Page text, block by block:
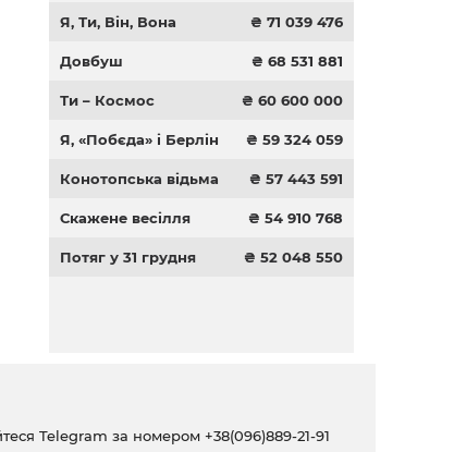
Я, Ти, Він, Вона ₴ 71 039 476
Довбуш ₴ 68 531 881
Ти – Космос ₴ 60 600 000
Я, «Побєда» і Берлін ₴ 59 324 059
Конотопська відьма ₴ 57 443 591
Скажене весілля ₴ 54 910 768
Потяг у 31 грудня ₴ 52 048 550
Telegram за номером +38(096)889-21-91